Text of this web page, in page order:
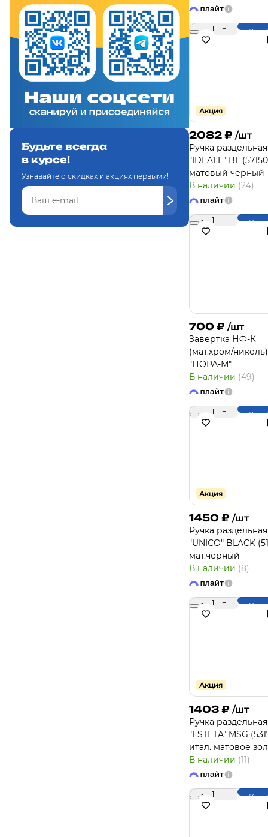
Будьте всегда
в курсе!
Узнавайте о скидках и акциях первыми!
- 1 +
Акция
2082 ₽ /шт
Ручка раздельная
"IDEALE" BL
матовый черный
В наличии (24)
- 1 +
700 ₽ /шт
Завертка НФ-К
(мат.хром/никель)
"НОРА-М"
В наличии (49)
- 1 +
Акция
1450 ₽ /шт
Ручка раздельная
"UNICO" BLACK
мат.черный
В наличии (8)
- 1 +
Акция
1403 ₽ /шт
Ручка раздельная
"ESTETA" MSG
итал. матовое
В наличии (11)
- 1 +